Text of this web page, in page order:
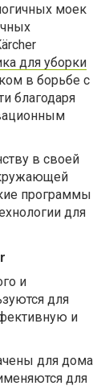
моек
для уборки
в борьбе с
благодаря
в своей
программы
для
и
для
и
для дома
для